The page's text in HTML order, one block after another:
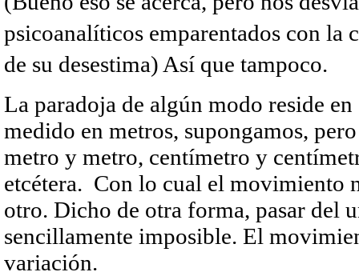
psicoanalíticos emparentados con la
de su desestima) Así que tampoco.
La paradoja de algún modo reside
medido en metros, supongamos,
metro y metro, centímetro y
etcétera. Con lo cual el movimiento
otro. Dicho de otra forma, pasar del
sencillamente imposible. El
variación.